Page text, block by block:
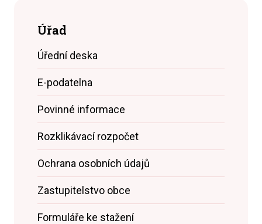
Úřad
Úřední deska
E-podatelna
Povinné informace
Rozklikávací rozpočet
Ochrana osobních údajů
Zastupitelstvo obce
Formuláře ke stažení